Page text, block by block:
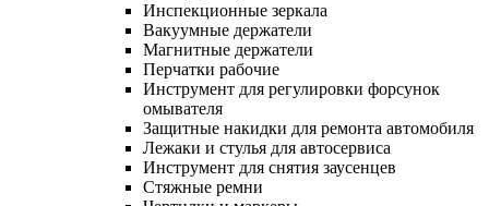
Инспекционные зеркала
Вакуумные держатели
Магнитные держатели
Перчатки рабочие
Инструмент для регулировки форсунок
омывателя
Защитные накидки для ремонта автомобиля
Лежаки и стулья для автосервиса
Инструмент для снятия заусенцев
Стяжные ремни